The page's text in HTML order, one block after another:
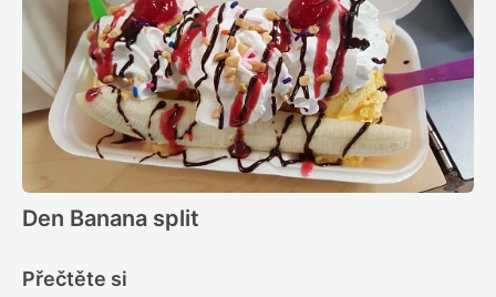
Den Banana split
Přečtěte si